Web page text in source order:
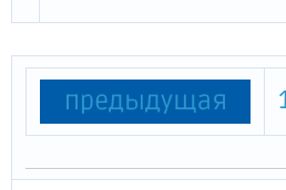
предыдущая